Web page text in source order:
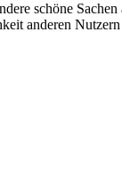
schöne
anderen